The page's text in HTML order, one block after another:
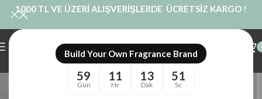
Build Your Own Fragrance Brand
59
Gün
11
Hr
13
Dak
51
Sc
1000 TL VE ÜZERİ ALIŞVERİŞLERDE ÜCRETSİZ KARGO !
Dekoratif At Objesi